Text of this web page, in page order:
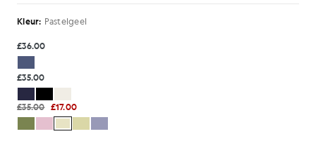
Kleur: Pastelgeel
£36.00
£35.00
£35.00 £17.00